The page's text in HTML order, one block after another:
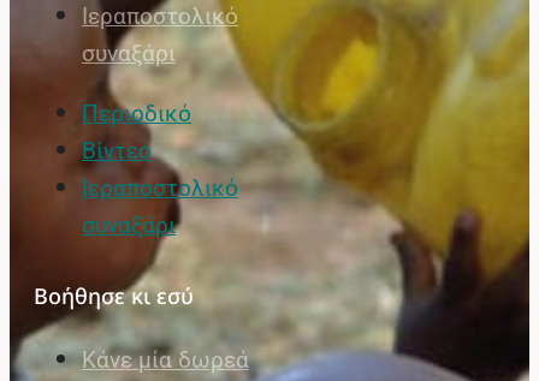
Ιεραποστολικό
συναξάρι
Περιοδικό
Βίντεο
Ιεραποστολικό
συναξάρι
Βοήθησε κι εσύ
Κάνε μία δωρεά